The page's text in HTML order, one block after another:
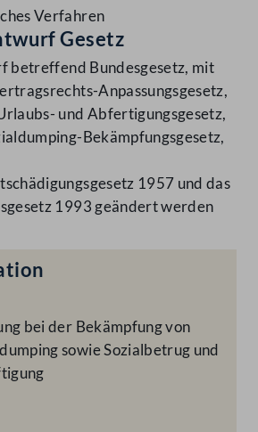
Verfahren
Gesetz
betreffend Bundesgesetz, mit
Anpassungsgesetz,
und Abfertigungsgesetz,
Bekämpfungsgesetz,
1957 und das
1993 geändert werden
bei der Bekämpfung von
sowie Sozialbetrug und